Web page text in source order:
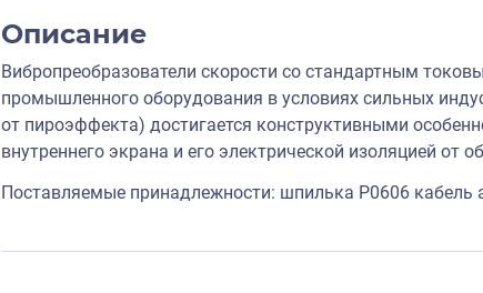
Описание
Вибропреобразователи скорости со стандартным
промышленного оборудования в условиях сильных
от пироэффекта) достигается конструктивными
внутреннего экрана и его электрической изоляцией от
Поставляемые принадлежности: шпилька P0606 кабель